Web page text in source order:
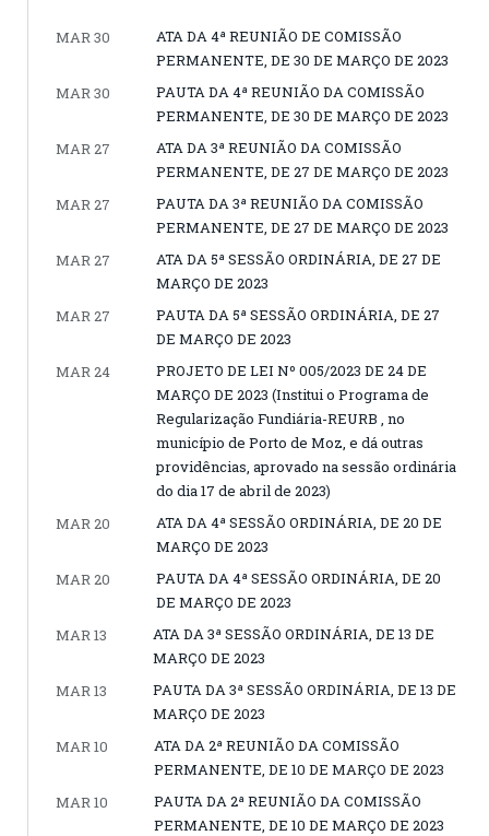
MAR 30
ATA DA 4ª REUNIÃO DE COMISSÃO
PERMANENTE, DE 30 DE MARÇO DE 2023
MAR 30
PAUTA DA 4ª REUNIÃO DA COMISSÃO
PERMANENTE, DE 30 DE MARÇO DE 2023
MAR 27
ATA DA 3ª REUNIÃO DA COMISSÃO
PERMANENTE, DE 27 DE MARÇO DE 2023
MAR 27
PAUTA DA 3ª REUNIÃO DA COMISSÃO
PERMANENTE, DE 27 DE MARÇO DE 2023
MAR 27
ATA DA 5ª SESSÃO ORDINÁRIA, DE 27 DE
MARÇO DE 2023
MAR 27
PAUTA DA 5ª SESSÃO ORDINÁRIA, DE 27
DE MARÇO DE 2023
MAR 24
PROJETO DE LEI Nº 005/2023 DE 24 DE
MARÇO DE 2023 (Institui o Programa de
Regularização Fundiária-REURB , no
município de Porto de Moz, e dá outras
providências, aprovado na sessão ordinária
do dia 17 de abril de 2023)
MAR 20
ATA DA 4ª SESSÃO ORDINÁRIA, DE 20 DE
MARÇO DE 2023
MAR 20
PAUTA DA 4ª SESSÃO ORDINÁRIA, DE 20
DE MARÇO DE 2023
MAR 13
ATA DA 3ª SESSÃO ORDINÁRIA, DE 13 DE
MARÇO DE 2023
MAR 13
PAUTA DA 3ª SESSÃO ORDINÁRIA, DE 13 DE
MARÇO DE 2023
MAR 10
ATA DA 2ª REUNIÃO DA COMISSÃO
PERMANENTE, DE 10 DE MARÇO DE 2023
MAR 10
PAUTA DA 2ª REUNIÃO DA COMISSÃO
PERMANENTE, DE 10 DE MARÇO DE 2023